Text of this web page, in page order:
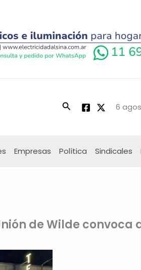
Buscar 6
Empresas Política Sindicales
de Wilde convoca